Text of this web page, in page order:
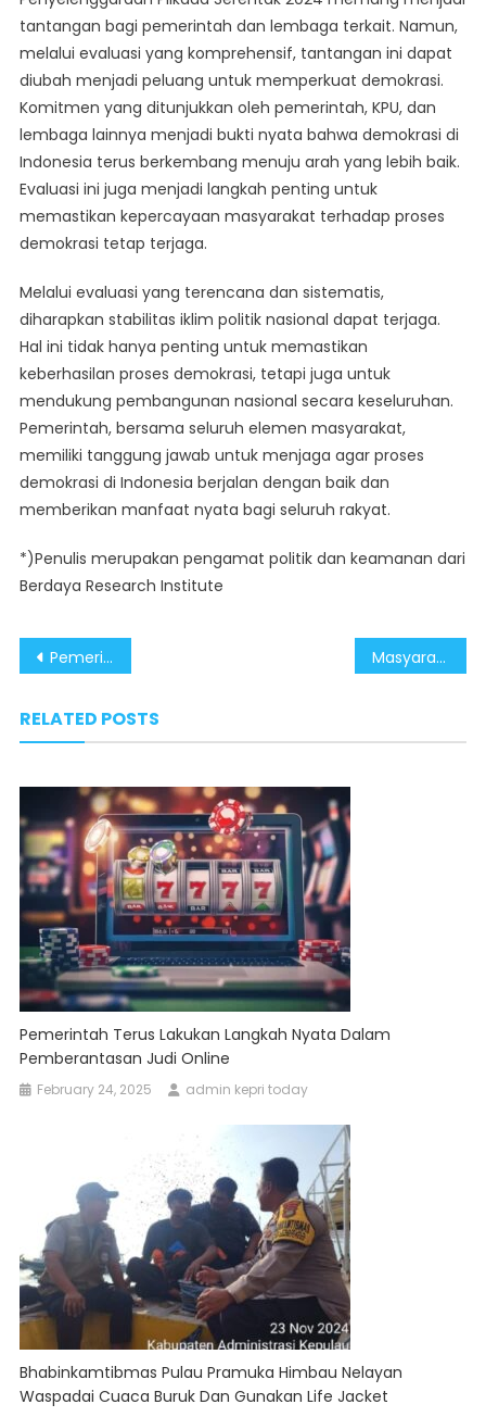
tantangan bagi pemerintah dan lembaga terkait. Namun,
melalui evaluasi yang komprehensif, tantangan ini dapat
diubah menjadi peluang untuk memperkuat demokrasi.
Komitmen yang ditunjukkan oleh pemerintah, KPU, dan
lembaga lainnya menjadi bukti nyata bahwa demokrasi di
Indonesia terus berkembang menuju arah yang lebih baik.
Evaluasi ini juga menjadi langkah penting untuk
memastikan kepercayaan masyarakat terhadap proses
demokrasi tetap terjaga.
Melalui evaluasi yang terencana dan sistematis,
diharapkan stabilitas iklim politik nasional dapat terjaga.
Hal ini tidak hanya penting untuk memastikan
keberhasilan proses demokrasi, tetapi juga untuk
mendukung pembangunan nasional secara keseluruhan.
Pemerintah, bersama seluruh elemen masyarakat,
memiliki tanggung jawab untuk menjaga agar proses
demokrasi di Indonesia berjalan dengan baik dan
memberikan manfaat nyata bagi seluruh rakyat.
*)Penulis merupakan pengamat politik dan keamanan dari
Berdaya Research Institute
Post
Pemerintah Fokus Selesaikan Pembangunan Infrastruktur untuk Lembaga Legislatif dan Yudikatif di IKN Nusantara Masyarakat Harus Dukung Proses Sidang Sengketa Pilkada di MK
RELATED POSTS
Pemerintah Terus Lakukan Langkah Nyata Dalam
Pemberantasan Judi Online
February 24, 2025 admin kepri today
Bhabinkamtibmas Pulau Pramuka Himbau Nelayan
Waspadai Cuaca Buruk Dan Gunakan Life Jacket